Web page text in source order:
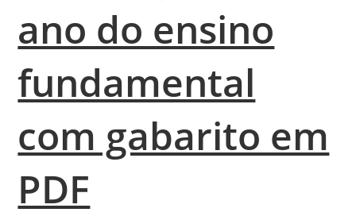
ano do ensino
fundamental
com gabarito em
PDF